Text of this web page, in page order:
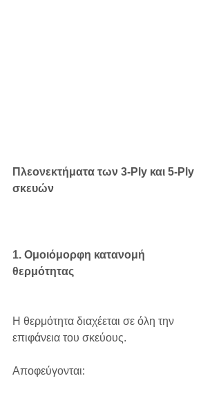
Πλεονεκτήματα των 3-Ply και 5-Ply
σκευών
1. Ομοιόμορφη κατανομή
θερμότητας
Η θερμότητα διαχέεται σε όλη την
επιφάνεια του σκεύους.
Αποφεύγονται: